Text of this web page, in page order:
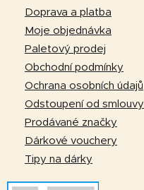
Doprava a platba
Moje objednávka
Paletový prodej
Obchodní podmínky
Ochrana osobních údajů
Odstoupení od smlouvy
Prodávané značky
Dárkové vouchery
Tipy na dárky